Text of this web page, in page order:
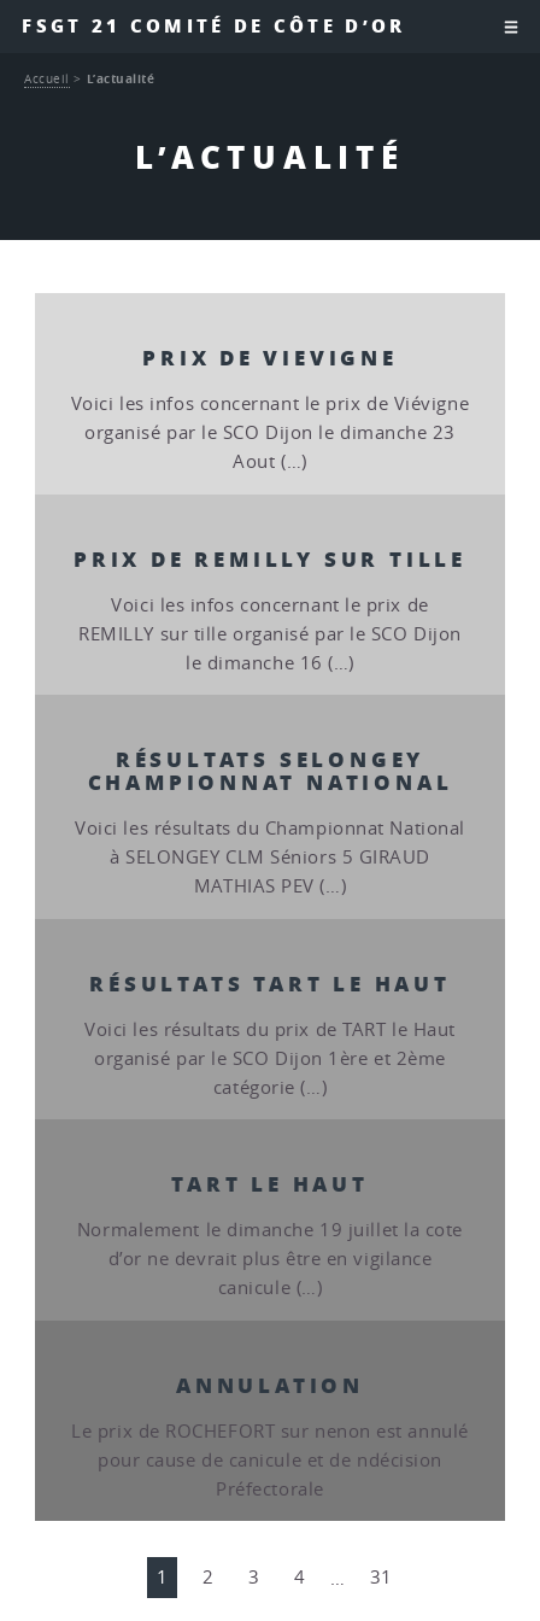
FSGT 21 COMITÉ DE CÔTE D’OR
L’ACTUALITÉ
Accueil > L’actualité
PRIX DE VIEVIGNE
Voici les infos concernant le prix de Viévigne
organisé par le SCO Dijon le dimanche 23
Aout (…)
PRIX DE REMILLY SUR TILLE
Voici les infos concernant le prix de
REMILLY sur tille organisé par le SCO Dijon
le dimanche 16 (…)
RÉSULTATS SELONGEY
CHAMPIONNAT NATIONAL
Voici les résultats du Championnat National
à SELONGEY CLM Séniors 5 GIRAUD
MATHIAS PEV (…)
RÉSULTATS TART LE HAUT
Voici les résultats du prix de TART le Haut
organisé par le SCO Dijon 1ère et 2ème
catégorie (…)
TART LE HAUT
Normalement le dimanche 19 juillet la cote
d’or ne devrait plus être en vigilance
canicule (…)
ANNULATION
Le prix de ROCHEFORT sur nenon est annulé
pour cause de canicule et de ndécision
Préfectorale
1 2 3 4 31